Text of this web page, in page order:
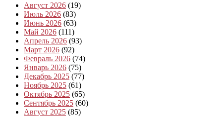
Август 2026 (19)
Июль 2026 (83)
Июнь 2026 (63)
Май 2026 (111)
Апрель 2026 (93)
Март 2026 (92)
Февраль 2026 (74)
Январь 2026 (75)
Декабрь 2025 (77)
Ноябрь 2025 (61)
Октябрь 2025 (65)
Сентябрь 2025 (60)
Август 2025 (85)